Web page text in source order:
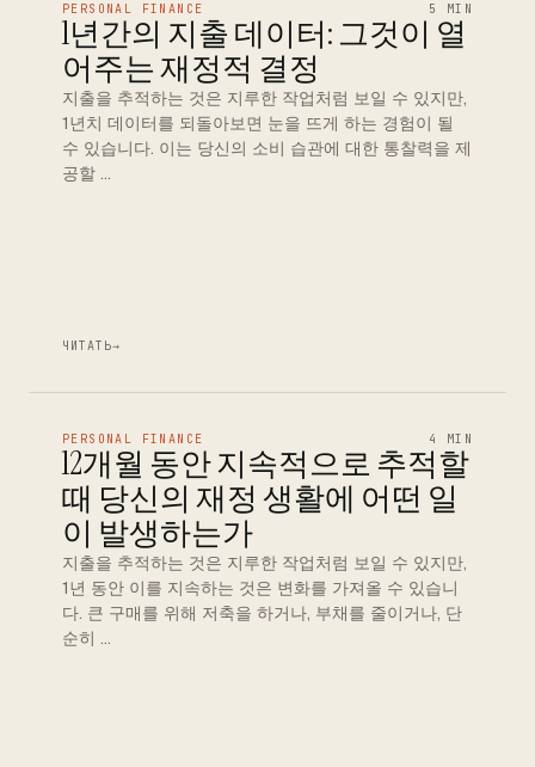
PERSONAL FINANCE 5 MIN
1년간의 지출 데이터: 그것이 열
어주는 재정적 결정
지출을 추적하는 것은 지루한 작업처럼 보일 수 있지만,
1년치 데이터를 되돌아보면 눈을 뜨게 하는 경험이 될
수 있습니다. 이는 당신의 소비 습관에 대한 통찰력을 제
공할 …
ЧИТАТЬ→
PERSONAL FINANCE 4 MIN
12개월 동안 지속적으로 추적할
때 당신의 재정 생활에 어떤 일
이 발생하는가
지출을 추적하는 것은 지루한 작업처럼 보일 수 있지만,
1년 동안 이를 지속하는 것은 변화를 가져올 수 있습니
다. 큰 구매를 위해 저축을 하거나, 부채를 줄이거나, 단
순히 …